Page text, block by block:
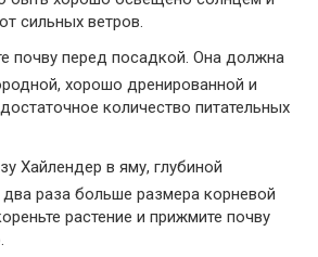
сильных ветров.
почву перед посадкой. Она должна
хорошо дренированной и
количество питательных
Хайлендер в яму, глубиной
раза больше размера корневой
растение и прижмите почву